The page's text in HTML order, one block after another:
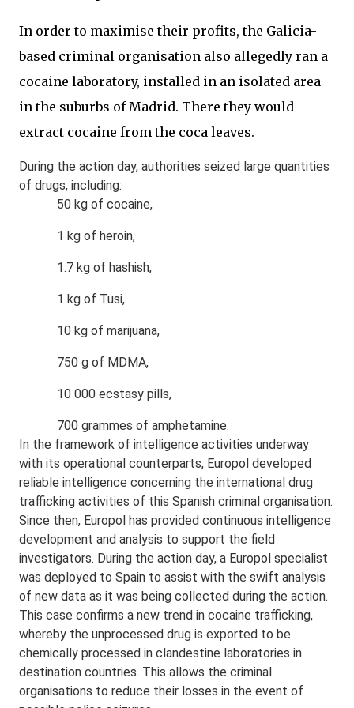
In order to maximise their profits, the Galicia-
based criminal organisation also allegedly ran a
cocaine laboratory, installed in an isolated area
in the suburbs of Madrid. There they would
extract cocaine from the coca leaves.
During the action day, authorities seized large quantities
of drugs, including:
50 kg of cocaine,
1 kg of heroin,
1.7 kg of hashish,
1 kg of Tusi,
10 kg of marijuana,
750 g of MDMA,
10 000 ecstasy pills,
700 grammes of amphetamine.
In the framework of intelligence activities underway
with its operational counterparts, Europol developed
reliable intelligence concerning the international drug
trafficking activities of this Spanish criminal organisation.
Since then, Europol has provided continuous intelligence
development and analysis to support the field
investigators. During the action day, a Europol specialist
was deployed to Spain to assist with the swift analysis
of new data as it was being collected during the action.
This case confirms a new trend in cocaine trafficking,
whereby the unprocessed drug is exported to be
chemically processed in clandestine laboratories in
destination countries. This allows the criminal
organisations to reduce their losses in the event of